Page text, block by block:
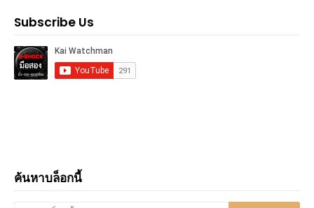
Subscribe Us
ค้นหาบล็อกนี้